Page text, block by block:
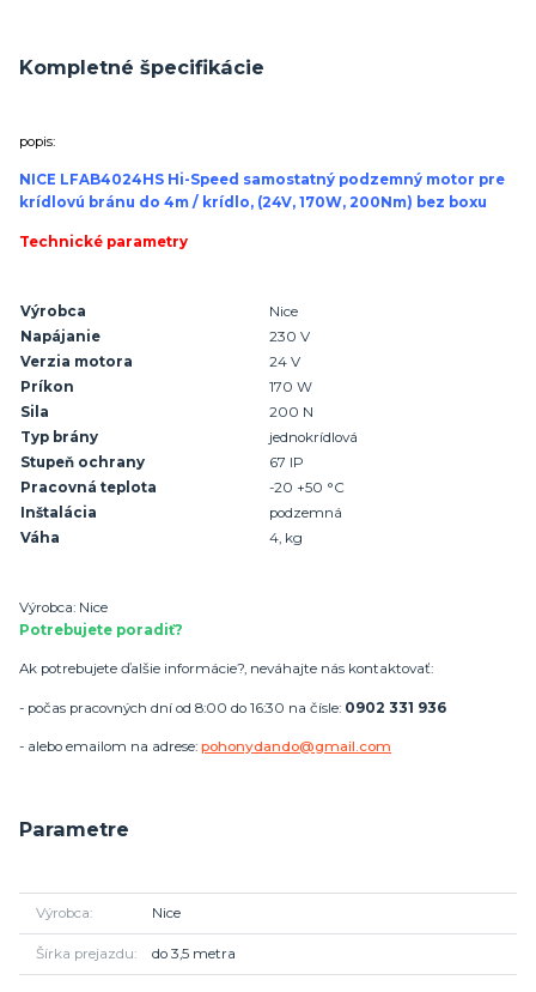
Kompletné špecifikácie
popis:
NICE LFAB4024HS Hi-Speed samostatný podzemný motor pre
krídlovú bránu do 4m / krídlo, (24V, 170W, 200Nm) bez boxu
Technické parametry
Výrobca
Nice
Napájanie
230 V
Verzia motora
24 V
Príkon
170 W
Sila
200 N
Typ brány
jednokrídlová
Stupeň ochrany
67 IP
Pracovná teplota
-20 +50 °C
Inštalácia
podzemná
Váha
4, kg
Výrobca: Nice
Potrebujete poradiť?
Ak potrebujete ďalšie informácie?, neváhajte nás kontaktovať:
- počas pracovných dní od 8:00 do 16:30 na čísle: 0902 331 936
- alebo emailom na adrese: pohonydando@gmail.com
Parametre
Výrobca Nice
Šírka prejazdu do 3,5 metra